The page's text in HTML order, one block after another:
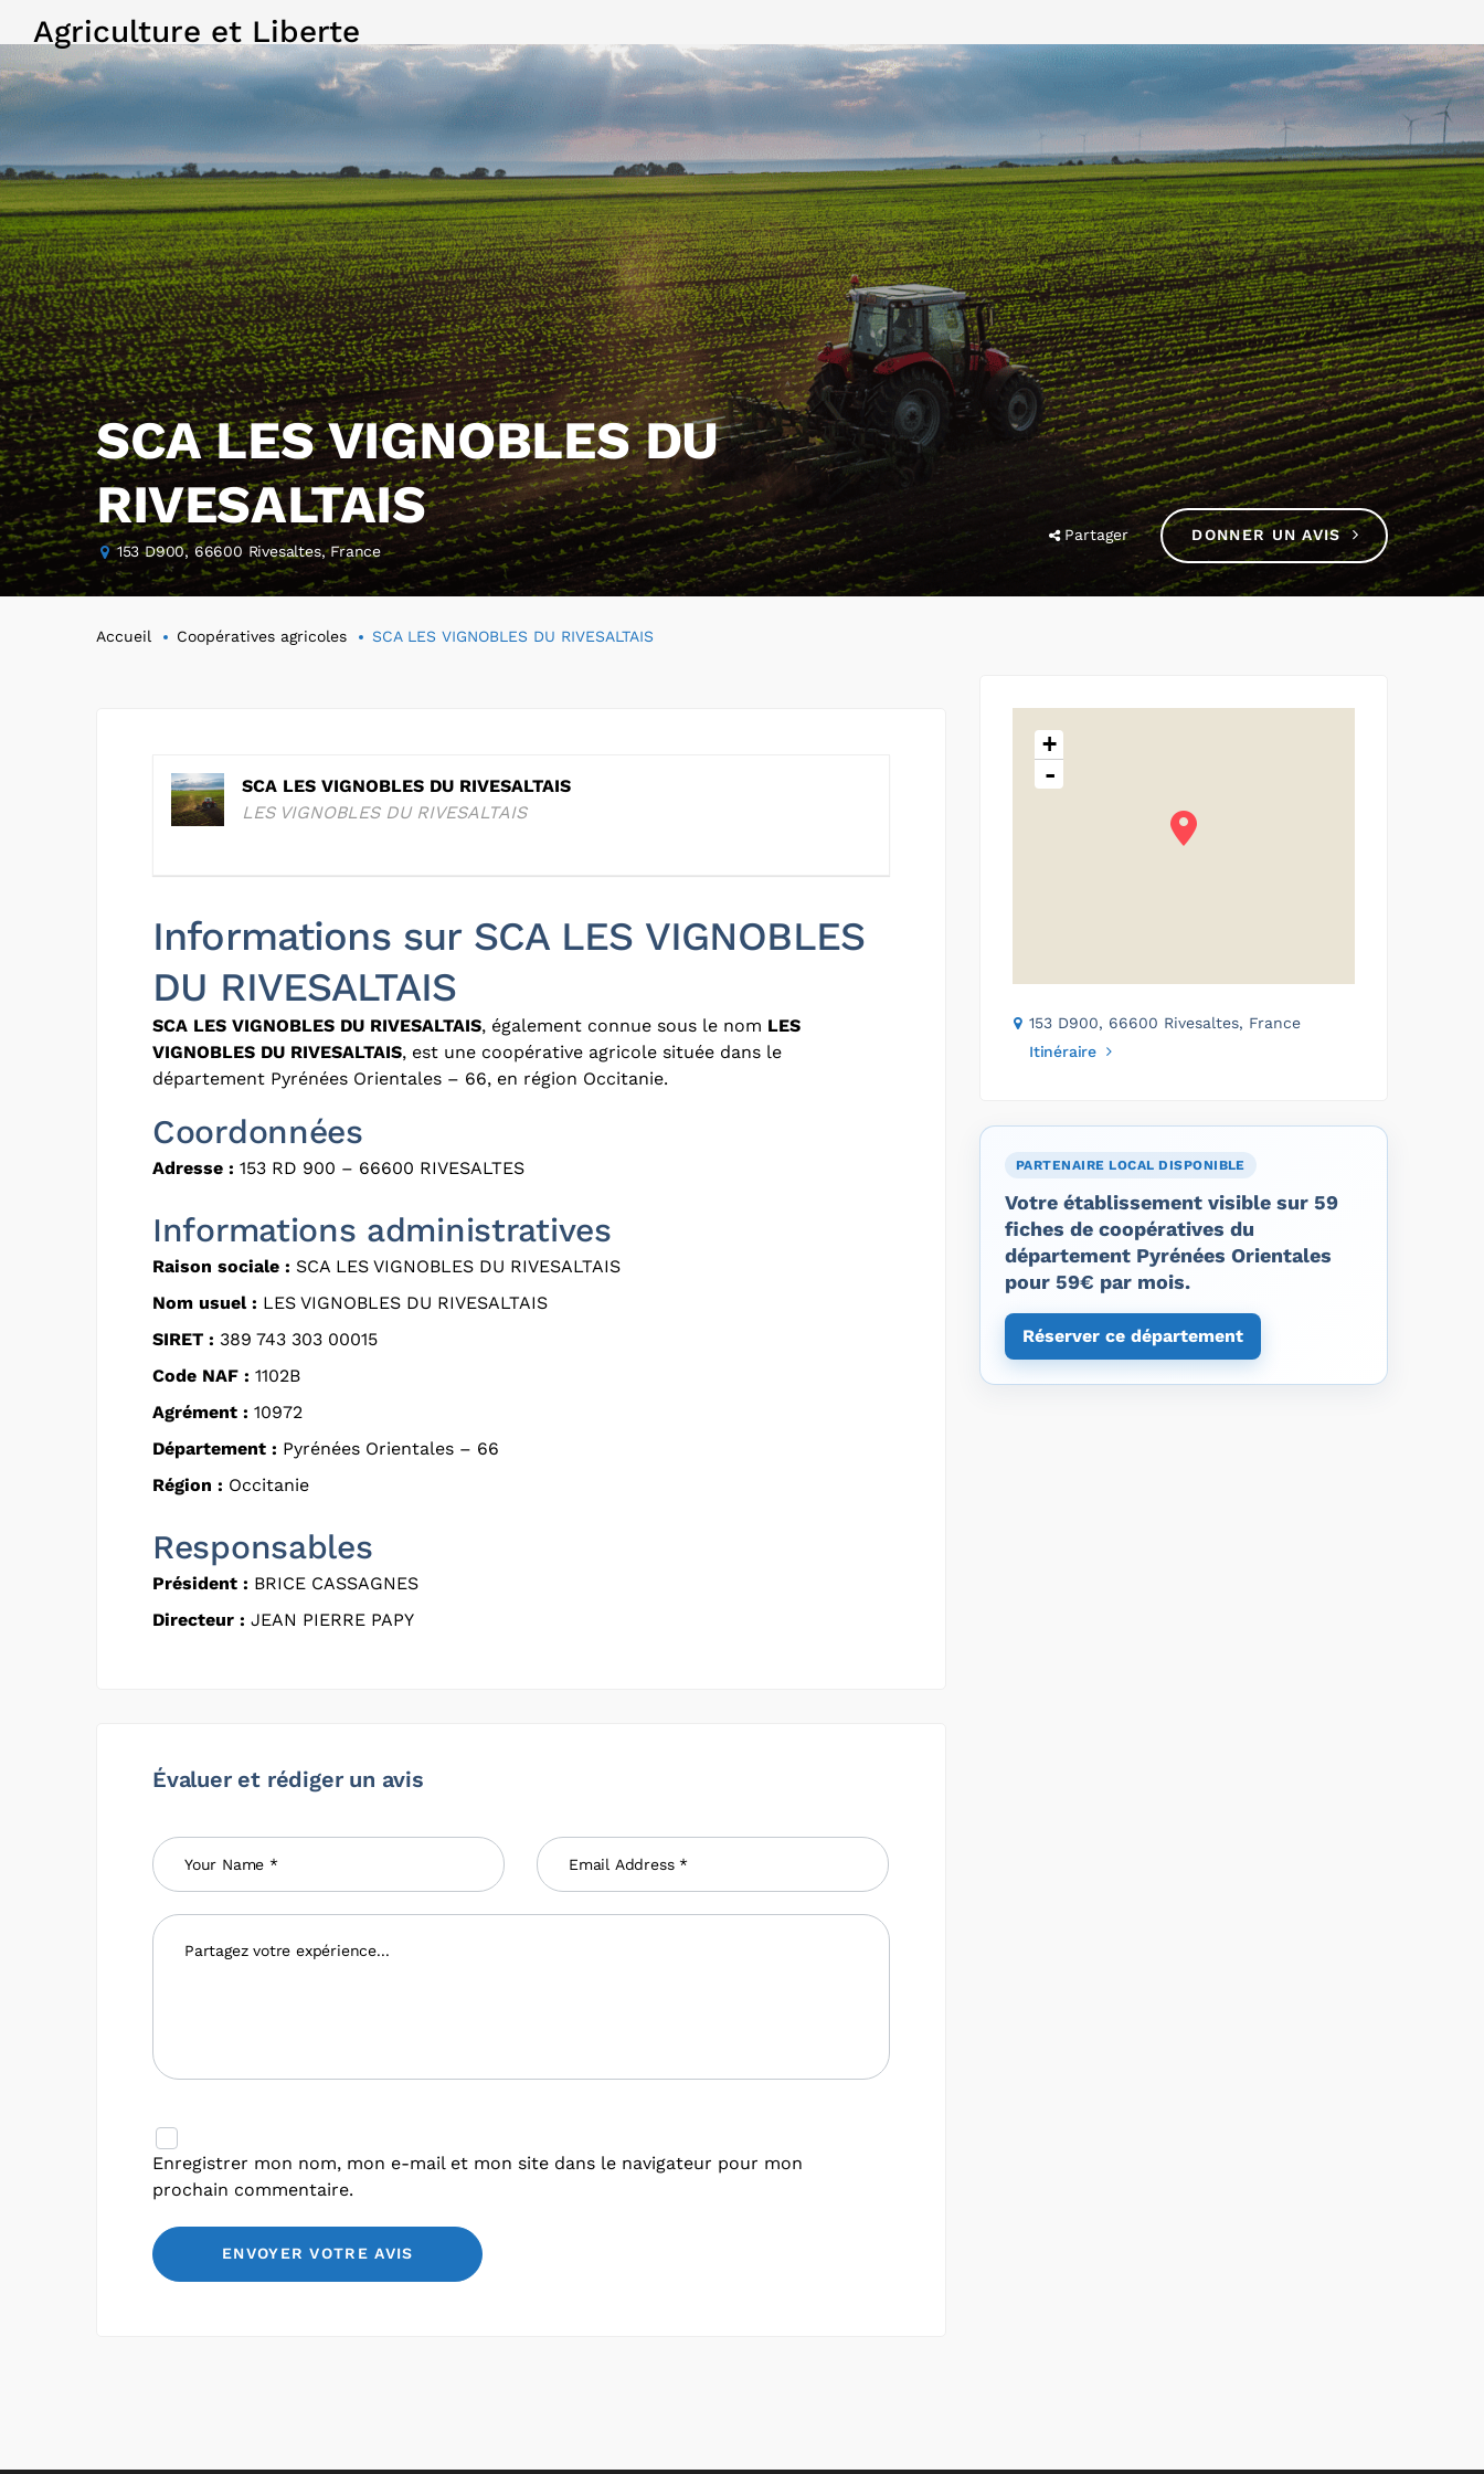
Agriculture et Liberte
SCA LES VIGNOBLES DU
RIVESALTAIS
153 D900, 66600 Rivesaltes, France
Partager DONNER UN AVIS
Accueil Coopératives agricoles SCA LES VIGNOBLES DU RIVESALTAIS
SCA LES VIGNOBLES DU RIVESALTAIS
LES VIGNOBLES DU RIVESALTAIS
Informations sur SCA LES VIGNOBLES
DU RIVESALTAIS
SCA LES VIGNOBLES DU RIVESALTAIS, également connue sous le nom LES
VIGNOBLES DU RIVESALTAIS, est une coopérative agricole située dans le
département Pyrénées Orientales – 66, en région Occitanie.
Coordonnées
Adresse : 153 RD 900 – 66600 RIVESALTES
Informations administratives
Raison sociale : SCA LES VIGNOBLES DU RIVESALTAIS
Nom usuel : LES VIGNOBLES DU RIVESALTAIS
SIRET : 389 743 303 00015
Code NAF : 1102B
Agrément : 10972
Département : Pyrénées Orientales – 66
Région : Occitanie
Responsables
Président : BRICE CASSAGNES
Directeur : JEAN PIERRE PAPY
Évaluer et rédiger un avis
Enregistrer mon nom, mon e-mail et mon site dans le navigateur pour mon
prochain commentaire.
+
-
153 D900, 66600 Rivesaltes, France
Itinéraire
PARTENAIRE LOCAL DISPONIBLE
Votre établissement visible sur 59
fiches de coopératives du
département Pyrénées Orientales
pour 59€ par mois.
Réserver ce département